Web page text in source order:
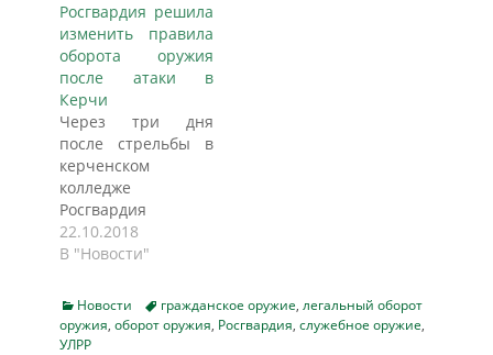
автомобилем, что
создает излишние
административные
барьеры для
торговли и
вдобавок
излишнюю
опасность — ведь
автомобиль проще
ограбить. Как…
Росгвардия решила
изменить правила
оборота оружия
после атаки в
Керчи
Через три дня
после стрельбы в
керченском
колледже
Росгвардия
подготовила
поправки в
гражданского
оружия в России.
Они коснутся
22.10.2018
В "Новости"
Categories
Новости Tagsгражданское оружие, легальный оборот
оружия, оборот оружия, Росгвардия, служебное оружие,
УЛРР